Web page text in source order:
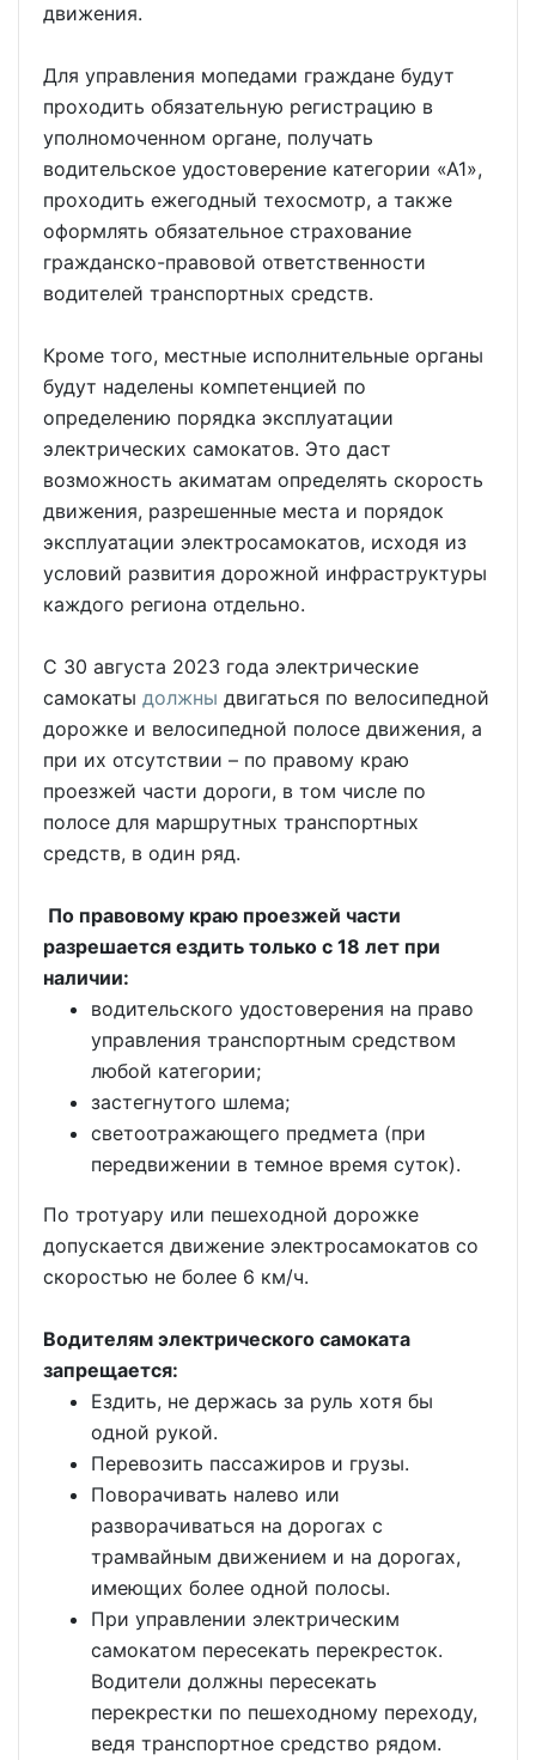
движения.
Для управления мопедами граждане будут
проходить обязательную регистрацию в
уполномоченном органе, получать
водительское удостоверение категории «А1»,
проходить ежегодный техосмотр, а также
оформлять обязательное страхование
гражданско-правовой ответственности
водителей транспортных средств.
Кроме того, местные исполнительные органы
будут наделены компетенцией по
определению порядка эксплуатации
электрических самокатов. Это даст
возможность акиматам определять скорость
движения, разрешенные места и порядок
эксплуатации электросамокатов, исходя из
условий развития дорожной инфраструктуры
каждого региона отдельно.
С 30 августа 2023 года электрические
самокаты должны двигаться по велосипедной
дорожке и велосипедной полосе движения, а
при их отсутствии – по правому краю
проезжей части дороги, в том числе по
полосе для маршрутных транспортных
средств, в один ряд.
По правовому краю проезжей части
разрешается ездить только с 18 лет при
наличии:
водительского удостоверения на право
управления транспортным средством
любой категории;
застегнутого шлема;
светоотражающего предмета (при
передвижении в темное время суток).
По тротуару или пешеходной дорожке
допускается движение электросамокатов со
скоростью не более 6 км/ч.
Водителям электрического самоката
запрещается:
Ездить, не держась за руль хотя бы
одной рукой.
Перевозить пассажиров и грузы.
Поворачивать налево или
разворачиваться на дорогах с
трамвайным движением и на дорогах,
имеющих более одной полосы.
При управлении электрическим
самокатом пересекать перекресток.
Водители должны пересекать
перекрестки по пешеходному переходу,
ведя транспортное средство рядом.